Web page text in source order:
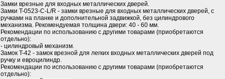
Замки врезные для входных металлических дверей.
Замки T-0523-C-L/R - замки врезные для входных металлических дверей, с
ручками на планке и дополнительной задвижкой, без цилиндрового
механизма. Рекомендуемая толщина двери: 40 - 60 мм.
Рекомендации по использованию с другими товарами (приобретаются
отдельно):
- цилиндровый механизм.
Замок T-42 - замок врезной для легких входных металлических дверей под
ручку и евроцилиндр.
Рекомендации по использованию с другими товарами (приобретаются
отдельно):